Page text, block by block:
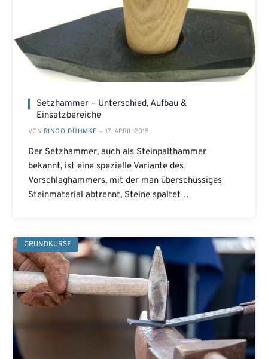
Setzhammer – Unterschied, Aufbau &
Einsatzbereiche
VON RINGO DÜHMKE 17. APRIL 2015
Der Setzhammer, auch als Steinpalthammer
bekannt, ist eine spezielle Variante des
Vorschlaghammers, mit der man überschüssiges
Steinmaterial abtrennt, Steine spaltet…
GRUNDKURSE